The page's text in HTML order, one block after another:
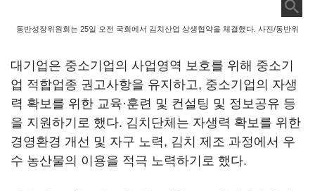
동반성장위원회는 25일 오전 국회에서 김치산업 상생협약을 체결했다. 사진/동반위
대기업은 중소기업의 사업영역 보호를 위해 중소기
업 적합업종 권고사항을 유지하고, 중소기업의 자생
력 확보를 위한 교육·훈련 및 컨설팅 및 정보공유 등
을 지원하기로 했다. 김치단체는 자생력 확보를 위한
경영환경 개선 및 자구 노력, 김치 제조 과정에서 우
수 농산물의 이용을 적극 노력하기로 했다.